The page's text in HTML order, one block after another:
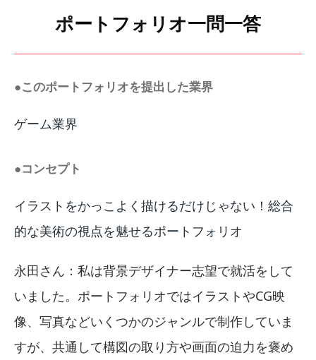
ポートフォリオ一問一答
●このポートフォリオを提出した業界
ゲーム業界
●コンセプト
イラストをかっこよく描けるだけじゃない！総合
的な美術の視点を魅せるポートフォリオ
永田さん：私は背景デザイナー志望で就活をして
いました。ポートフォリオではイラストやCG映
像、写真などいくつかのジャンルで制作していま
すが、共通して構図の取り方や画面の迫力を褒め